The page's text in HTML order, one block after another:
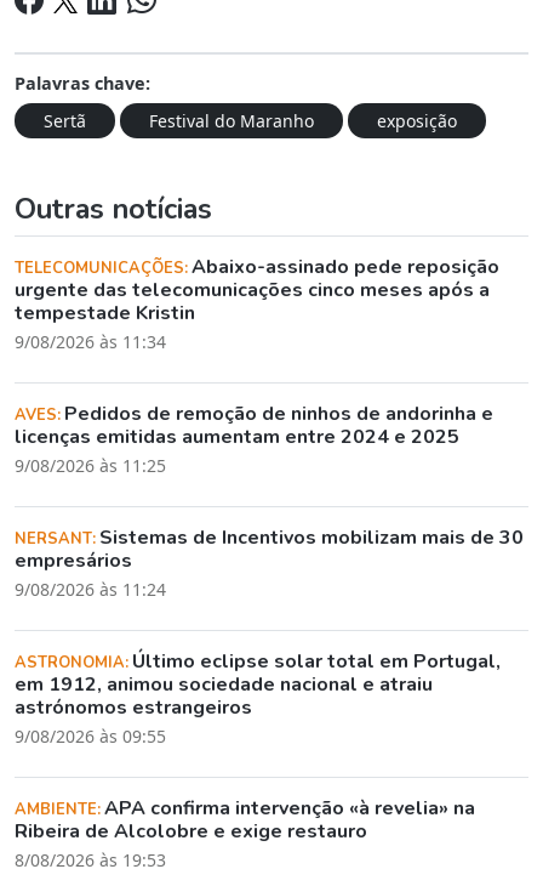
Palavras chave:
Sertã
Festival do Maranho exposição
Outras notícias
TELECOMUNICAÇÕES:Abaixo-assinado pede reposição
urgente das telecomunicações cinco meses após a
tempestade Kristin
9/08/2026 às 11:34
AVES: Pedidos de remoção de ninhos de andorinha e
licenças emitidas aumentam entre 2024 e 2025
9/08/2026 às 11:25
NERSANT: Sistemas de Incentivos mobilizam mais de 30
empresários
9/08/2026 às 11:24
ASTRONOMIA: Último eclipse solar total em Portugal,
em 1912, animou sociedade nacional e atraiu
astrónomos estrangeiros
9/08/2026 às 09:55
AMBIENTE:APA confirma intervenção «à revelia» na
Ribeira de Alcolobre e exige restauro
8/08/2026 às 19:53